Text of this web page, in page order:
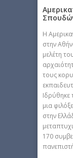
H
στην
μελέτη
τους
Ιδρύθηκε
μια
στην
170